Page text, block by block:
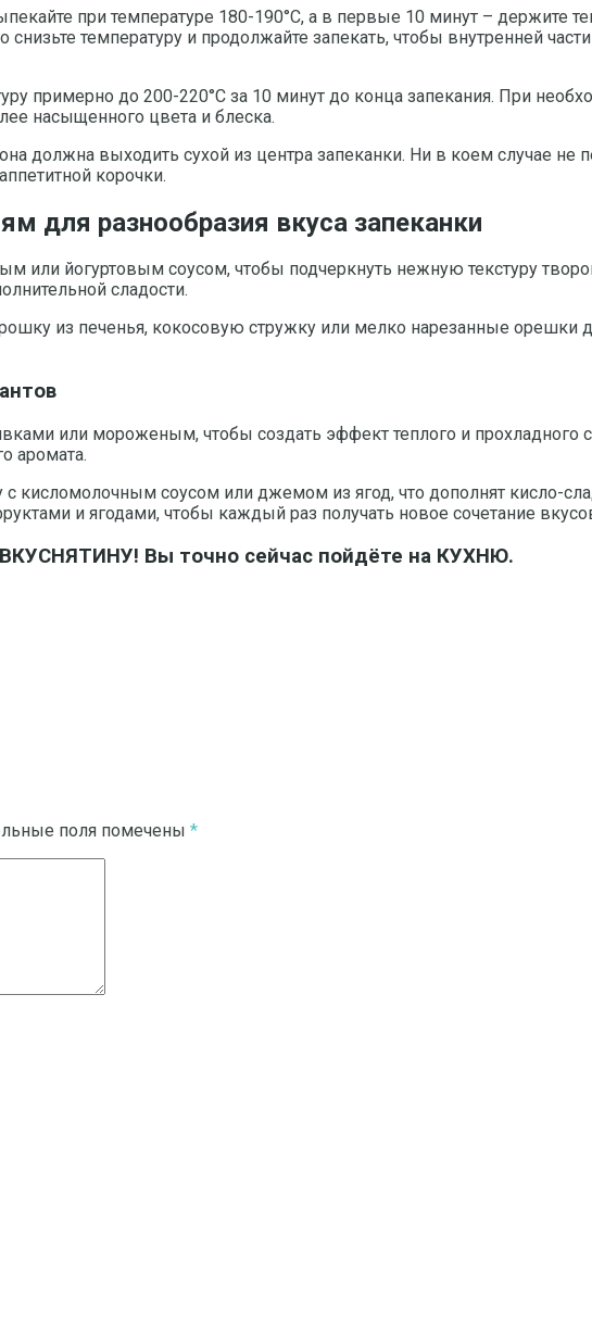
при температуре 180-190°С, а в первые 10 минут – держите
температуру и продолжайте запекать, чтобы внутренней
примерно до 200-220°С за 10 минут до конца запекания. При
насыщенного цвета и блеска.
должна выходить сухой из центра запеканки. Ни в коем случае
корочки.
для разнообразия вкуса запеканки
или йогуртовым соусом, чтобы подчеркнуть нежную текстуру
сладости.
из печенья, кокосовую стружку или мелко нарезанные орешки
или мороженым, чтобы создать эффект теплого и
аромата.
с кисломолочным соусом или джемом из ягод, что дополнят кисло-
и ягодами, чтобы каждый раз получать новое сочетание
ВКУСНЯТИНУ! Вы точно сейчас пойдёте на КУХНЮ.
поля помечены *